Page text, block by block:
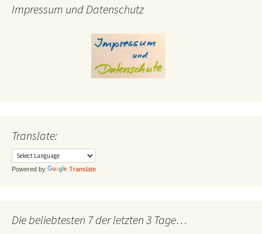
Impressum und Datenschutz
Translate:
Powered by Translate
Die beliebtesten 7 der letzten 3 Tage…